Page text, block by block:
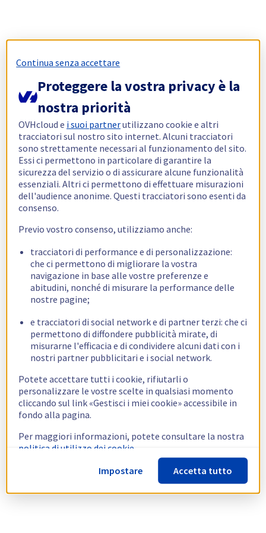
Continua senza accettare
Proteggere la vostra privacy è la
nostra priorità
OVHcloud e i suoi partnerutilizzano cookie e altri
tracciatori sul nostro sito internet. Alcuni tracciatori
sono strettamente necessari al funzionamento del sito.
Essi ci permettono in particolare di garantire la
sicurezza del servizio o di assicurare alcune funzionalità
essenziali. Altri ci permettono di effettuare misurazioni
dell'audience anonime. Questi tracciatori sono esenti da
consenso.
Previo vostro consenso, utilizziamo anche:
tracciatori di performance e di personalizzazione:
che ci permettono di migliorare la vostra
navigazione in base alle vostre preferenze e
abitudini, nonché di misurare la performance delle
nostre pagine;
e tracciatori di social network e di partner terzi: che ci
permettono di diffondere pubblicità mirate, di
misurarne l'efficacia e di condividere alcuni dati con i
nostri partner pubblicitari e i social network.
Potete accettare tutti i cookie, rifiutarli o
personalizzare le vostre scelte in qualsiasi momento
cliccando sul link «Gestisci i miei cookie» accessibile in
fondo alla pagina.
Per maggiori informazioni, potete consultare la nostra
politica di utilizzo dei cookie.
Impostare
Accetta tutto